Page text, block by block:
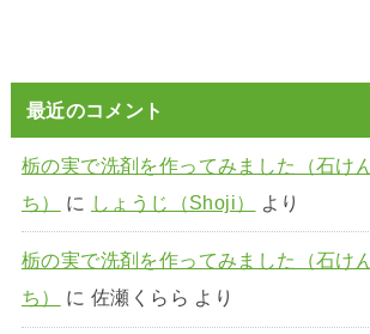
最近のコメント
栃の実で洗剤を作ってみました（石け
ち）
に しょうじ（Shoji） より
栃の実で洗剤を作ってみました（石け
ち）
に 佐瀬くらら より